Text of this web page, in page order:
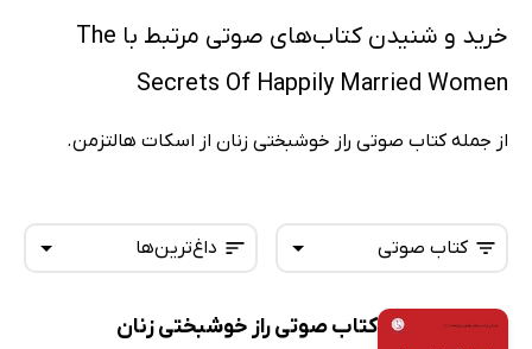
خرید و شنیدن کتاب‌های صوتی مرتبط با The
Secrets Of Happily Married Women
از جمله کتاب صوتی راز خوشبختی زنان از اسکات هالتزمن.
داغ‌ترین‌ها
تازه‌ها
کتاب صوتی
همه کتاب‌ها
کتاب صوتی راز خوشبختی زنان